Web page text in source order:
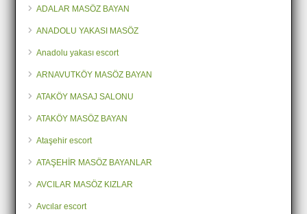
ADALAR MASÖZ BAYAN
ANADOLU YAKASI MASÖZ
Anadolu yakası escort
ARNAVUTKÖY MASÖZ BAYAN
ATAKÖY MASAJ SALONU
ATAKÖY MASÖZ BAYAN
Ataşehir escort
ATAŞEHİR MASÖZ BAYANLAR
AVCILAR MASÖZ KIZLAR
Avcılar escort